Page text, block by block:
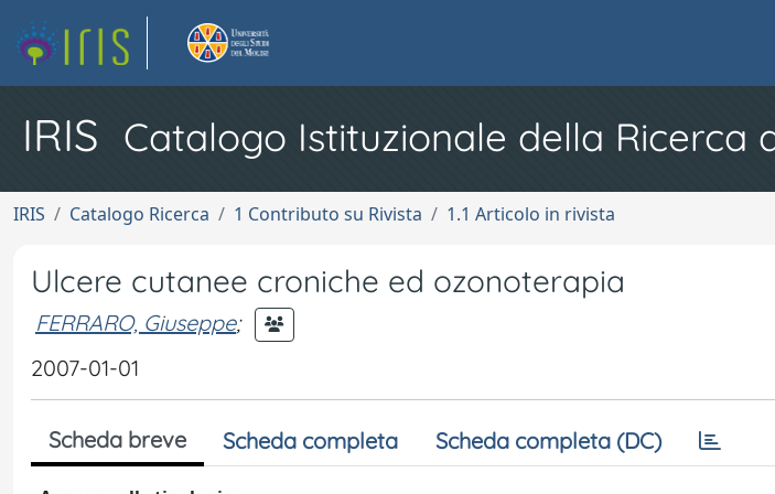
IRIS Catalogo Istituzionale della Ricerca
IRIS Catalogo Ricerca 1 Contributo su Rivista 1.1 Articolo in rivista
Ulcere cutanee croniche ed ozonoterapia
FERRARO, Giuseppe;
2007-01-01
Scheda breve Scheda completa Scheda completa (DC)